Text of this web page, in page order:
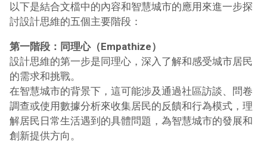
以下是結合文檔中的內容和智慧城市的應用來進一步探
討設計思維的五個主要階段：
第一階段：同理心（Empathize）
設計思維的第一步是同理心，深入了解和感受城市居民
的需求和挑戰。
在智慧城市的背景下，這可能涉及通過社區訪談、問卷
調查或使用數據分析來收集居民的反饋和行為模式，理
解居民日常生活遇到的具體問題，為智慧城市的發展和
創新提供方向。